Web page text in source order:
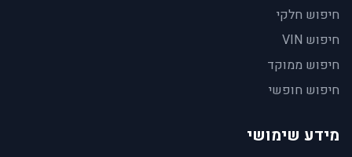
חיפוש חלקי
חיפוש VIN
חיפוש ממוקד
חיפוש חופשי
מידע שימושי